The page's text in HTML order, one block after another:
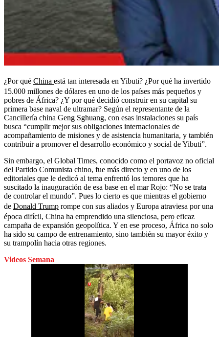
¿Por qué China está tan interesada en Yibuti? ¿Por qué ha invertido
15.000 millones de dólares en uno de los países más pequeños y
pobres de África? ¿Y por qué decidió construir en su capital su
primera base naval de ultramar? Según el representante de la
Cancillería china Geng Sghuang, con esas instalaciones su país
busca “cumplir mejor sus obligaciones internacionales de
acompañamiento de misiones y de asistencia humanitaria, y también
contribuir a promover el desarrollo económico y social de Yibuti”.
Sin embargo, el Global Times, conocido como el portavoz no oficial
del Partido Comunista chino, fue más directo y en uno de los
editoriales que le dedicó al tema enfrentó los temores que ha
suscitado la inauguración de esa base en el mar Rojo: “No se trata
de controlar el mundo”. Pues lo cierto es que mientras el gobierno
de Donald Trump rompe con sus aliados y Europa atraviesa por una
época difícil, China ha emprendido una silenciosa, pero eficaz
campaña de expansión geopolítica. Y en ese proceso, África no solo
ha sido su campo de entrenamiento, sino también su mayor éxito y
su trampolín hacia otras regiones.
Videos Semana